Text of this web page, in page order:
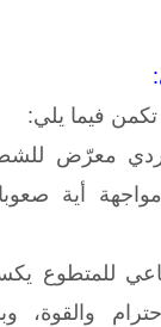
تكمن فيما يلي:
معرّض
أية
للمتطوع
والقوة،